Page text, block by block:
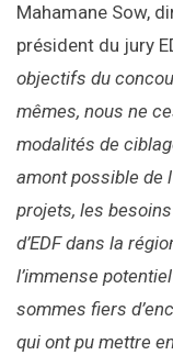
Mahamane Sow,
président du jury
objectifs du
mêmes, nous ne
modalités de
amont possible de
projets, les
d’EDF dans la
l’immense
sommes fiers
qui ont pu mettre